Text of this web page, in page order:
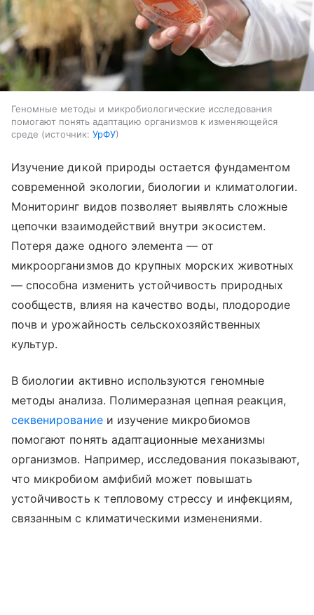
Геномные методы и микробиологические исследования
помогают понять адаптацию организмов к изменяющейся
среде
источник: УрФУ
Изучение дикой природы остается фундаментом
современной экологии, биологии и климатологии.
Мониторинг видов позволяет выявлять сложные
цепочки взаимодействий внутри экосистем.
Потеря даже одного элемента — от
микроорганизмов до крупных морских животных
— способна изменить устойчивость природных
сообществ, влияя на качество воды, плодородие
почв и урожайность сельскохозяйственных
культур.
В биологии активно используются геномные
методы анализа. Полимеразная цепная реакция,
секвенированиеи изучение микробиомов
помогают понять адаптационные механизмы
организмов. Например, исследования показывают,
что микробиом амфибий может повышать
устойчивость к тепловому стрессу и инфекциям,
связанным с климатическими изменениями.